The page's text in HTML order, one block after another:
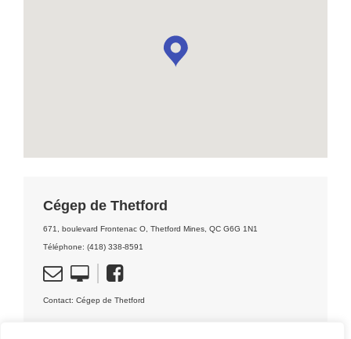
Cégep de Thetford
671, boulevard Frontenac O, Thetford Mines, QC G6G 1N1
Téléphone: (418) 338-8591
Contact: Cégep de Thetford